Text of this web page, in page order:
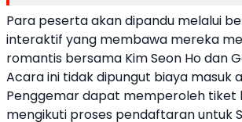
Para peserta akan dipandu melalui
interaktif yang membawa mereka
romantis bersama Kim Seon Ho dan
Acara ini tidak dipungut biaya masuk
Penggemar dapat memperoleh tiket
mengikuti proses pendaftaran untuk